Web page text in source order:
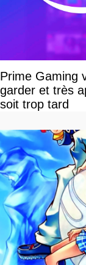
Prime Gaming
garder et très
soit trop tard